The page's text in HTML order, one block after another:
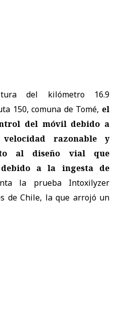
del kilómetro 16.9
150, comuna de Tomé, el
del móvil debido a
razonable y
al diseño vial que
a la ingesta de
la prueba Intoxilyzer
de Chile, la que arrojó un